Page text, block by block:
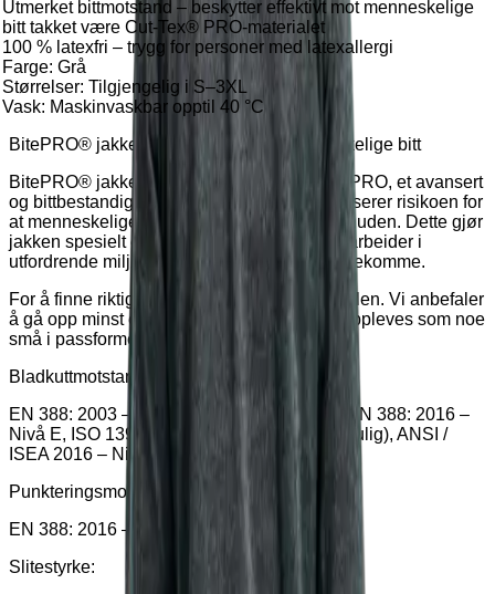
Utmerket bittmotstand – beskytter effektivt mot menneskelige
bitt takket være Cut-Tex® PRO-materialet
100 % latexfri – trygg for personer med latexallergi
Farge: Grå
Størrelser: Tilgjengelig i S–3XL
Vask: Maskinvaskbar opptil 40 °C
BitePRO® jakke – beskyttelse mot menneskelige bitt
BitePRO® jakken er utviklet med Cut-Tex® PRO, et avansert
og bittbestandig materiale som effektivt reduserer risikoen for
at menneskelige tenner trenger gjennom til huden. Dette gjør
jakken spesielt egnet for yrkesgrupper som arbeider i
utfordrende miljøer der fysisk kontakt kan forekomme.
For å finne riktig størrelse, se størrelsestabellen. Vi anbefaler
å gå opp minst én størrelse, da modellene oppleves som noe
små i passformen.
Bladkuttmotstand:
EN 388: 2003 – Nivå 5 (gammel standard), EN 388: 2016 –
Nivå E, ISO 13997: 1999 – Nivå 5 (høyest mulig), ANSI /
ISEA 2016 – Nivå A5
Punkteringsmotstand:
EN 388: 2016 – Nivå 4 (høyest mulig)
Slitestyrke: